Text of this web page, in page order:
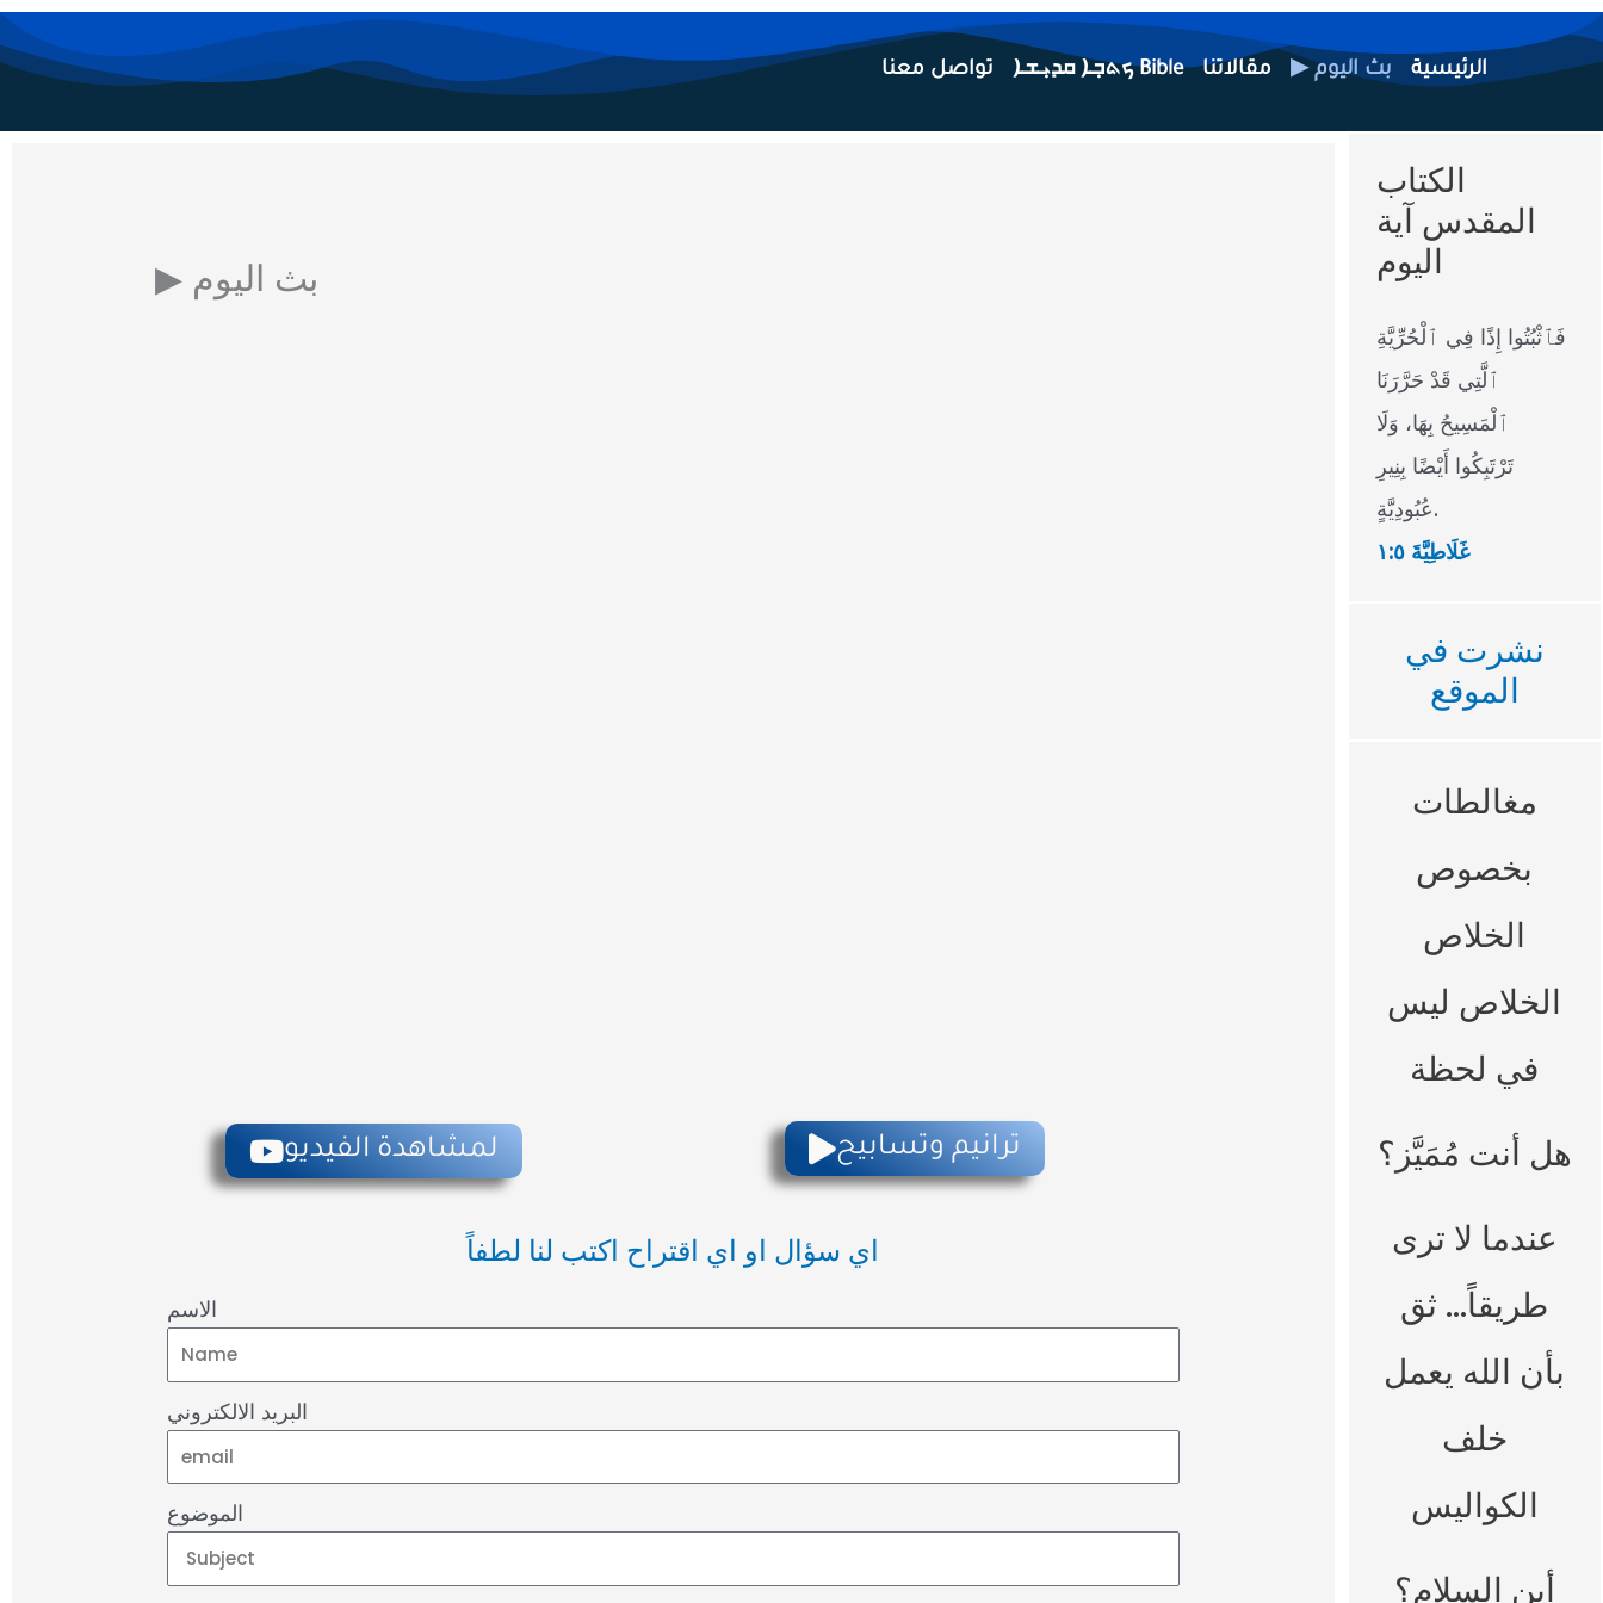
Skip
to
تواصل معنا ܟܬܒ݂ܐ ܩܕܝ݂ܫܐ Bible مقالاتنا ▶ بث اليوم الرئيسية
▶ بث اليوم
لمشاهدة الفيديو ترانيم وتسابيح
اي سؤال او اي اقتراح اكتب لنا لطفاً
الاسم
البريد الالكتروني
الموضوع
الكتاب
المقدس آية
اليوم
فَٱثْبُتُوا إِذًا فِي ٱلْحُرِّيَّةِ
ٱلَّتِي قَدْ حَرَّرَنَا
ٱلْمَسِيحُ بِهَا، وَلَا
تَرْتَبِكُوا أَيْضًا بِنِيرِ
عُبُودِيَّةٍ.
غَلَاطِيَّةَ ٥:‏١
نشرت في
الموقع
مغالطات
بخصوص
الخلاص
الخلاص ليس
في لحظة
هل أنت مُمَيَّز؟
عندما لا ترى
طريقاً… ثق
بأن الله يعمل
خلف
الكواليس
أين السلام؟